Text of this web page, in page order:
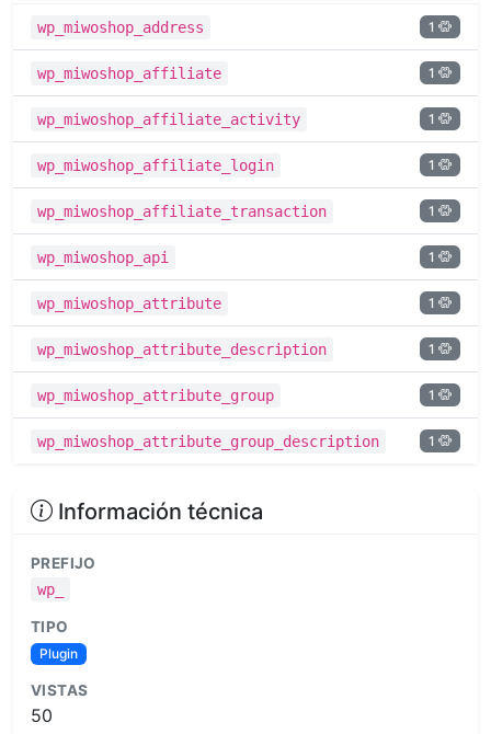
wp_miwoshop_address 1
wp_miwoshop_affiliate 1
wp_miwoshop_affiliate_activity 1
wp_miwoshop_affiliate_login 1
wp_miwoshop_affiliate_transaction 1
wp_miwoshop_api 1
wp_miwoshop_attribute 1
wp_miwoshop_attribute_description 1
wp_miwoshop_attribute_group 1
wp_miwoshop_attribute_group_description 1
Información técnica
PREFIJO
wp_
TIPO
Plugin
VISTAS
50